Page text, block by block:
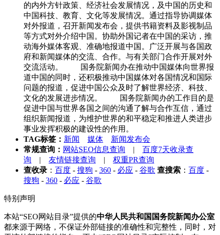
的内外方针政策、经济社会发展情况，及中国的历史和
中国科技、教育、文化等发展情况。通过指导协调媒体
对外报道，召开新闻发布会，提供书籍资料及影视制品
等方式对外介绍中国。协助外国记者在中国的采访，推
动海外媒体客观、准确地报道中国。广泛开展与各国政
府和新闻媒体的交流、合作。与有关部门合作开展对外
交流活动。 国务院新闻办在推动中国媒体向世界报
道中国的同时，还积极推动中国媒体对各国情况和国际
问题的报道，促进中国公众及时了解世界经济、科技、
文化的发展进步情况。 国务院新闻办的工作目的是
促进中国与世界各国之间的沟通了解与合作互信，通过
组织新闻报道，为维护世界的和平稳定和推进人类进步
事业发挥积极的建设性的作用。
TAG标签： 新闻 媒体
新闻发布会
常规查询： 网站SEO信息查询 | 百度7天收录查
询 | 友情链接查询 | 权重PR查询
查收录 ： 百度 - 搜狗 - 360 - 必应 - 谷歌 查搜索 ： 百度 -
搜狗 - 360 - 必应 - 谷歌
特别声明
本站“SEO网站目录”提供的中华人民共和国国务院新闻办公室
都来源于网络，不保证外部链接的准确性和完整性，同时，对